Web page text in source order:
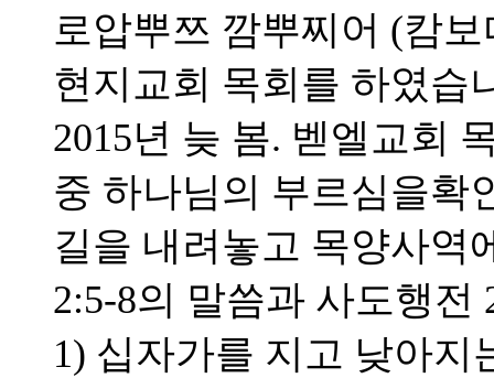
로압뿌쯔 깜뿌찌어 (캄
현지교회 목회를 하였습
2015년 늦 봄. 벧엘교회
중 하나님의 부르심을확
길을 내려놓고 목양사역
2:5-8의 말씀과 사도행전
1) 십자가를 지고 낮아지